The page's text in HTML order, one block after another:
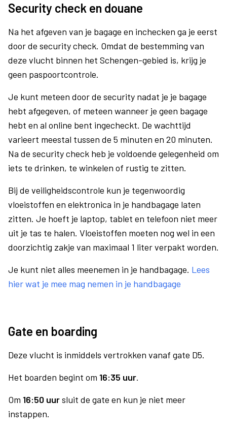
Security check en douane
Na het afgeven van je bagage en inchecken ga je eerst
door de security check. Omdat de bestemming van
deze vlucht binnen het Schengen-gebied is, krijg je
geen paspoortcontrole.
Je kunt meteen door de security nadat je je bagage
hebt afgegeven, of meteen wanneer je geen bagage
hebt en al online bent ingecheckt. De wachttijd
varieert meestal tussen de 5 minuten en 20 minuten.
Na de security check heb je voldoende gelegenheid om
iets te drinken, te winkelen of rustig te zitten.
Bij de veiligheidscontrole kun je tegenwoordig
vloeistoffen en elektronica in je handbagage laten
zitten. Je hoeft je laptop, tablet en telefoon niet meer
uit je tas te halen. Vloeistoffen moeten nog wel in een
doorzichtig zakje van maximaal 1 liter verpakt worden.
Je kunt niet alles meenemen in je handbagage. Lees
hier wat je mee mag nemen in je handbagage
Gate en boarding
Deze vlucht is inmiddels vertrokken vanaf gate D5.
Het boarden begint om 16:35 uur.
Om 16:50 uursluit de gate en kun je niet meer
instappen.